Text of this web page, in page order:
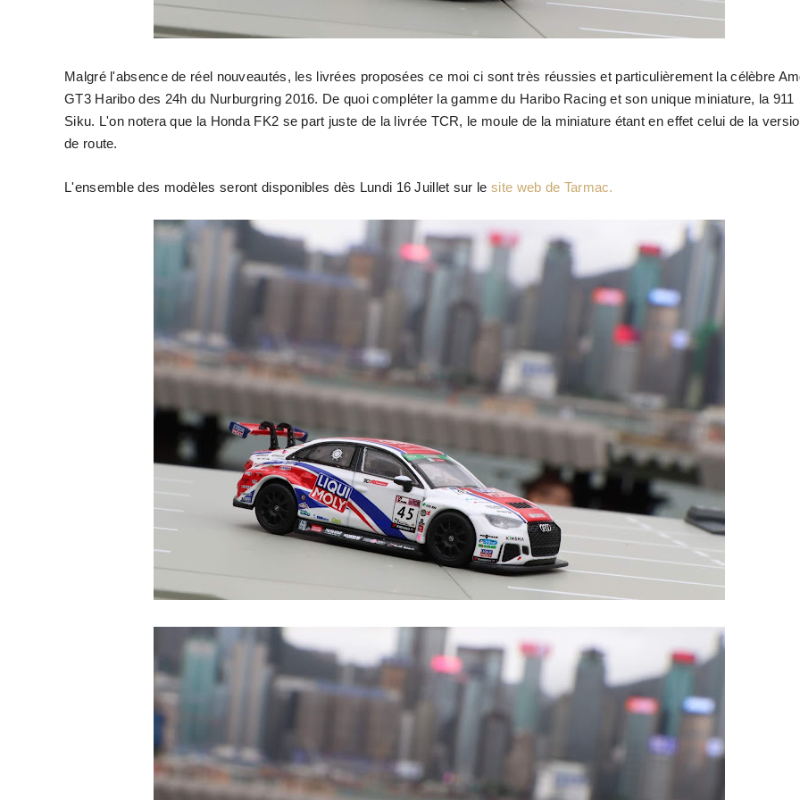
Malgré l'absence de réel nouveautés, les livrées proposées ce moi ci sont très réussies et particulièrement la célèbre
GT3 Haribo des 24h du Nurburgring 2016. De quoi compléter la gamme du Haribo Racing et son unique miniature, la 911
Siku. L'on notera que la Honda FK2 se part juste de la livrée TCR, le moule de la miniature étant en effet celui de la
de route.
L'ensemble des modèles seront disponibles dès Lundi 16 Juillet sur le site web de Tarmac.